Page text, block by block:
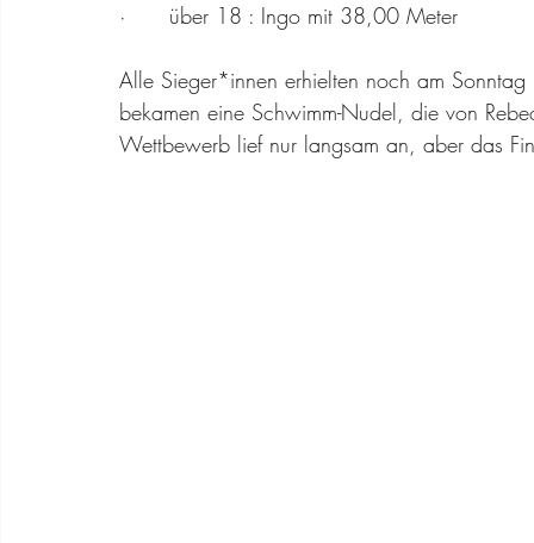
·      über 18 : Ingo mit 38,00 Meter
Alle Sieger*innen erhielten noch am
bekamen eine Schwimm-Nudel, die von
Wettbewerb lief nur langsam an, aber das